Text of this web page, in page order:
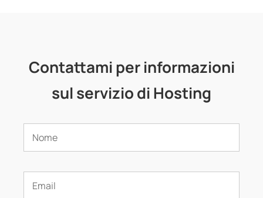
Contattami per informazioni
sul servizio di Hosting